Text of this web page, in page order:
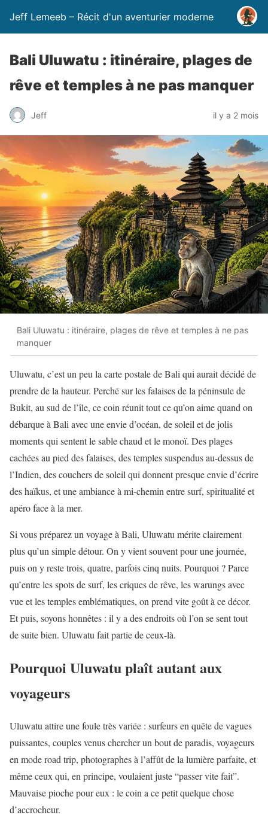
Jeff Lemeeb – Récit d'un aventurier moderne
Bali Uluwatu : itinéraire, plages de
rêve et temples à ne pas manquer
Jeff il y a 2 mois
Bali Uluwatu : itinéraire, plages de rêve et temples à ne pas
manquer
Uluwatu, c’est un peu la carte postale de Bali qui aurait décidé de
prendre de la hauteur. Perché sur les falaises de la péninsule de
Bukit, au sud de l’île, ce coin réunit tout ce qu’on aime quand on
débarque à Bali avec une envie d’océan, de soleil et de jolis
moments qui sentent le sable chaud et le monoï. Des plages
cachées au pied des falaises, des temples suspendus au-dessus de
l’Indien, des couchers de soleil qui donnent presque envie d’écrire
des haïkus, et une ambiance à mi-chemin entre surf, spiritualité et
apéro face à la mer.
Si vous préparez un voyage à Bali, Uluwatu mérite clairement
plus qu’un simple détour. On y vient souvent pour une journée,
puis on y reste trois, quatre, parfois cinq nuits. Pourquoi ? Parce
qu’entre les spots de surf, les criques de rêve, les warungs avec
vue et les temples emblématiques, on prend vite goût à ce décor.
Et puis, soyons honnêtes : il y a des endroits où l’on se sent tout
de suite bien. Uluwatu fait partie de ceux-là.
Pourquoi Uluwatu plaît autant aux
voyageurs
Uluwatu attire une foule très variée : surfeurs en quête de vagues
puissantes, couples venus chercher un bout de paradis, voyageurs
en mode road trip, photographes à l’affût de la lumière parfaite, et
même ceux qui, en principe, voulaient juste “passer vite fait”.
Mauvaise pioche pour eux : le coin a ce petit quelque chose
d’accrocheur.